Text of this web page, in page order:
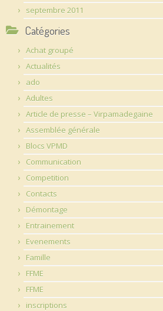
septembre 2011
Catégories
Achat groupé
Actualités
ado
Adultes
Article de presse – Virpamadegaine
Assemblée générale
Blocs VPMD
Communication
Competition
Contacts
Démontage
Entrainement
Evenements
Famille
FFME
FFME
inscriptions